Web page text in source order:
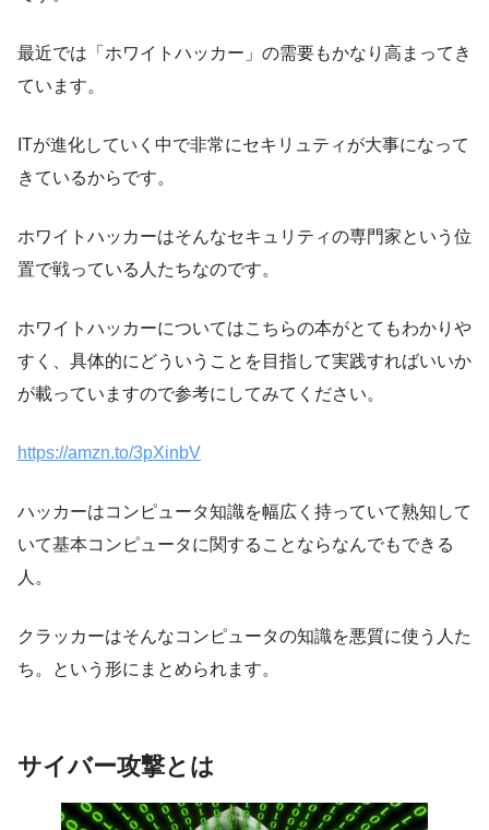
最近では「ホワイトハッカー」の需要もかなり高まってき
ています。
ITが進化していく中で非常にセキリュティが大事になって
きているからです。
ホワイトハッカーはそんなセキュリティの専門家という位
置で戦っている人たちなのです。
ホワイトハッカーについてはこちらの本がとてもわかりや
すく、具体的にどういうことを目指して実践すればいいか
が載っていますので参考にしてみてください。
https://amzn.to/3pXinbV
ハッカーはコンピュータ知識を幅広く持っていて熟知して
いて基本コンピュータに関することならなんでもできる
人。
クラッカーはそんなコンピュータの知識を悪質に使う人た
ち。という形にまとめられます。
サイバー攻撃とは